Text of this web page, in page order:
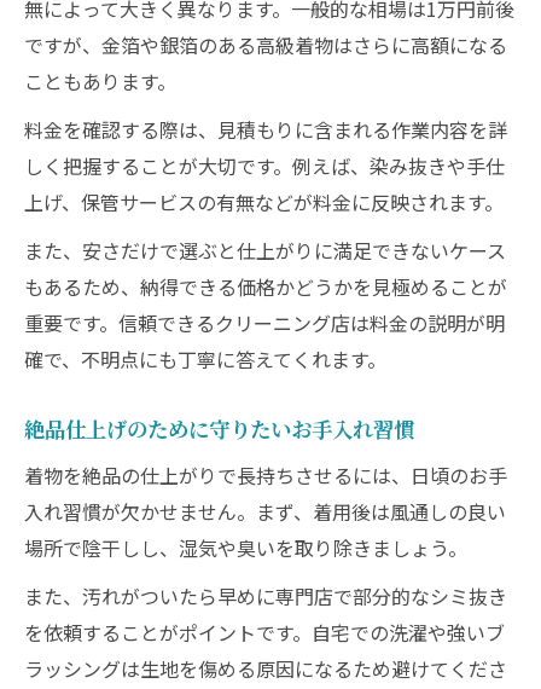
無によって大きく異なります。一般的な相場は1万円前後
ですが、金箔や銀箔のある高級着物はさらに高額になる
こともあります。
料金を確認する際は、見積もりに含まれる作業内容を詳
しく把握することが大切です。例えば、染み抜きや手仕
上げ、保管サービスの有無などが料金に反映されます。
また、安さだけで選ぶと仕上がりに満足できないケース
もあるため、納得できる価格かどうかを見極めることが
重要です。信頼できるクリーニング店は料金の説明が明
確で、不明点にも丁寧に答えてくれます。
絶品仕上げのために守りたいお手入れ習慣
着物を絶品の仕上がりで長持ちさせるには、日頃のお手
入れ習慣が欠かせません。まず、着用後は風通しの良い
場所で陰干しし、湿気や臭いを取り除きましょう。
また、汚れがついたら早めに専門店で部分的なシミ抜き
を依頼することがポイントです。自宅での洗濯や強いブ
ラッシングは生地を傷める原因になるため避けてくださ